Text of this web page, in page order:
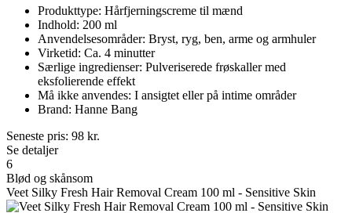
Produkttype: Hårfjerningscreme til mænd
Indhold: 200 ml
Anvendelsesområder: Bryst, ryg, ben, arme og armhuler
Virketid: Ca. 4 minutter
Særlige ingredienser: Pulveriserede frøskaller med
eksfolierende effekt
Må ikke anvendes: I ansigtet eller på intime områder
Brand: Hanne Bang
Seneste pris: 98 kr.
Se detaljer
6
Blød og skånsom
Veet Silky Fresh Hair Removal Cream 100 ml - Sensitive Skin